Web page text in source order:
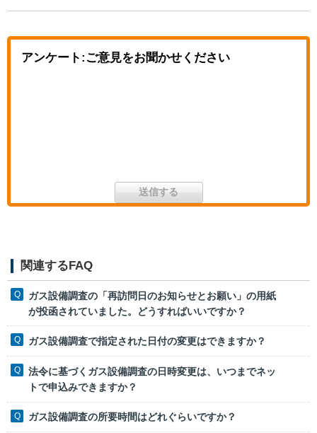
アンケート:ご意見をお聞かせください
関連するFAQ
ガス設備調査の「再訪問日のお知らせとお願い」の用紙
が投函されていました。どうすればいいですか？
ガス設備調査で指定された日付の変更はできますか？
法令に基づくガス設備調査の日時変更は、いつまでネッ
トで申込みできますか？
ガス設備調査の所要時間はどれぐらいですか？